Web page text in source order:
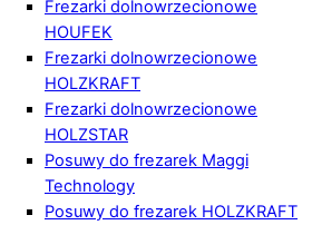
Frezarki dolnowrzecionowe
HOUFEK
Frezarki dolnowrzecionowe
HOLZKRAFT
Frezarki dolnowrzecionowe
HOLZSTAR
Posuwy do frezarek Maggi
Technology
Posuwy do frezarek HOLZKRAFT